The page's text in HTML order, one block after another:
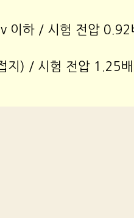
이하 / 시험 전압
지) / 시험 전압 1.25